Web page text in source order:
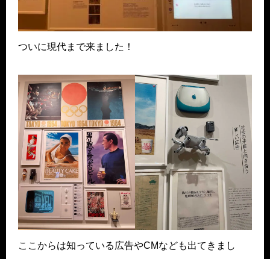
ついに現代まで来ました！
ここからは知っている広告やCMなども出てきまし